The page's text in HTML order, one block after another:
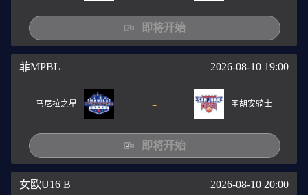
即将开始
菲MPBL 2026-08-10 19:00
马尼拉之星 - 圣胡安骑士
即将开始
女欧U16 B 2026-08-10 20:00